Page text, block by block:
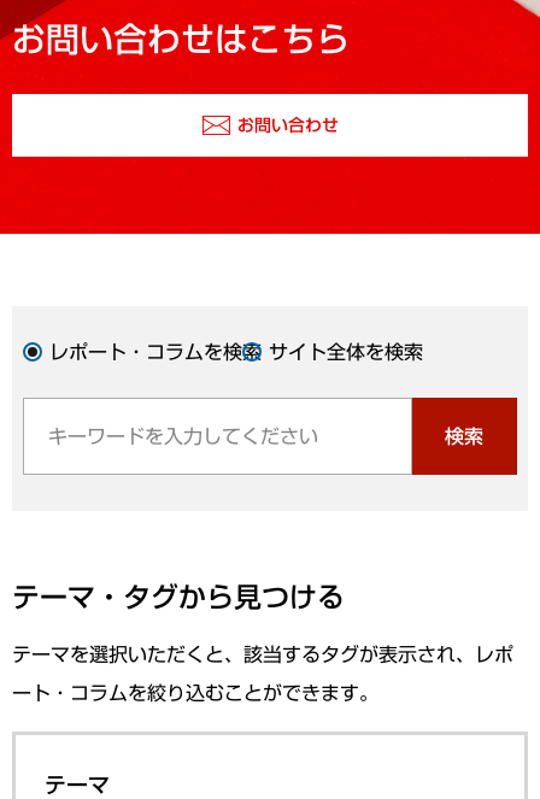
お問い合わせはこちら
お問い合わせ
レポート・コラムを検索 サイト全体を検索
検索
テーマ・タグから見つける
テーマを選択いただくと、該当するタグが表示され、レポ
ート・コラムを絞り込むことができます。
テーマ